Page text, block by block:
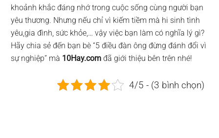
khoảnh khắc đáng nhớ trong cuộc sống cùng người bạn
yêu thương. Nhưng nếu chỉ vì kiếm tiềm mà hi sinh tình
yêu,gia đình, sức khỏe,… vậy việc bạn làm có nghĩa lý gì?
Hãy chia sẻ đến bạn bè “5 điều đàn ông đừng đánh đổi vì
sự nghiệp” mà 10Hay.comđã giới thiệu bên trên nhé!
4/5 - (3 bình chọn)